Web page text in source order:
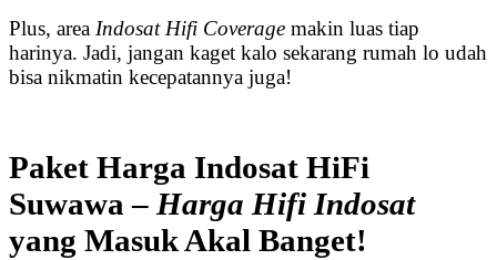
Plus, area Indosat Hifi Coverage makin luas tiap
harinya. Jadi, jangan kaget kalo sekarang rumah lo udah
bisa nikmatin kecepatannya juga!
Paket Harga Indosat HiFi
Suwawa – Harga Hifi Indosat
yang Masuk Akal Banget!